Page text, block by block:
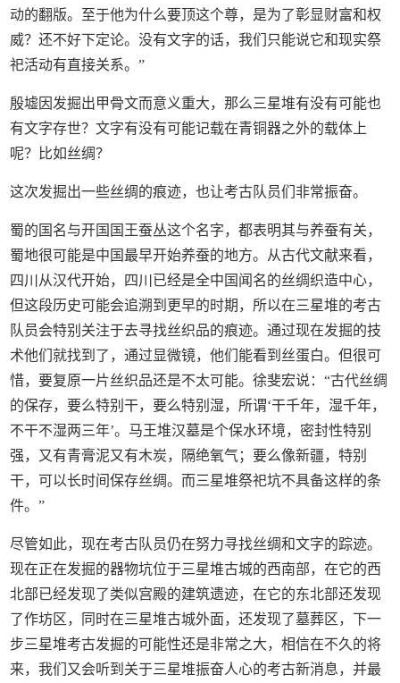
动的翻版。至于他为什么要顶这个尊，是为了彰显财富和权
威？还不好下定论。没有文字的话，我们只能说它和现实祭
祀活动有直接关系。”
殷墟因发掘出甲骨文而意义重大，那么三星堆有没有可能也
有文字存世？文字有没有可能记载在青铜器之外的载体上
呢？比如丝绸？
这次发掘出一些丝绸的痕迹，也让考古队员们非常振奋。
蜀的国名与开国国王蚕丛这个名字，都表明其与养蚕有关，
蜀地很可能是中国最早开始养蚕的地方。从古代文献来看，
四川从汉代开始，四川已经是全中国闻名的丝绸织造中心，
但这段历史可能会追溯到更早的时期，所以在三星堆的考古
队员会特别关注于去寻找丝织品的痕迹。通过现在发掘的技
术他们就找到了，通过显微镜，他们能看到丝蛋白。但很可
惜，要复原一片丝织品还是不太可能。徐斐宏说：“古代丝绸
的保存，要么特别干，要么特别湿，所谓‘干千年，湿千年，
不干不湿两三年’。马王堆汉墓是个保水环境，密封性特别
强，又有青膏泥又有木炭，隔绝氧气；要么像新疆，特别
干，可以长时间保存丝绸。而三星堆祭祀坑不具备这样的条
件。”
尽管如此，现在考古队员仍在努力寻找丝绸和文字的踪迹。
现在正在发掘的器物坑位于三星堆古城的西南部，在它的西
北部已经发现了类似宫殿的建筑遗迹，在它的东北部还发现
了作坊区，同时在三星堆古城外面，还发现了墓葬区，下一
步三星堆考古发掘的可能性还是非常之大，相信在不久的将
来，我们又会听到关于三星堆振奋人心的考古新消息，并最